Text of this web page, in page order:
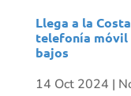
Llega a la
telefonía móvil
bajos
14 Oct 2024 |